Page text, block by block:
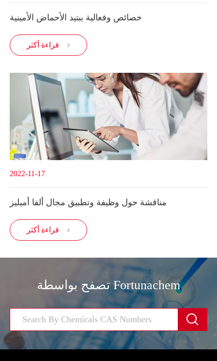
خصائص وفعالية ببتيد الأحماض الأمينية
قراءة أكثر 
2022-11-17
مناقشة حول وظيفة وتطبيق مجال ألفا أميليز
قراءة أكثر 
تصفح بواسطة Fortunachem
